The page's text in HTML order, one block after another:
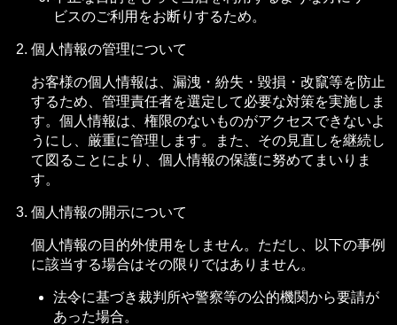
ビスのご利用をお断りするため。
個人情報の管理について
お客様の個人情報は、漏洩・紛失・毀損・改竄等を防止
するため、管理責任者を選定して必要な対策を実施しま
す。個人情報は、権限のないものがアクセスできないよ
うにし、厳重に管理します。また、その見直しを継続し
て図ることにより、個人情報の保護に努めてまいりま
す。
個人情報の開示について
個人情報の目的外使用をしません。ただし、以下の事例
に該当する場合はその限りではありません。
法令に基づき裁判所や警察等の公的機関から要請が
あった場合。